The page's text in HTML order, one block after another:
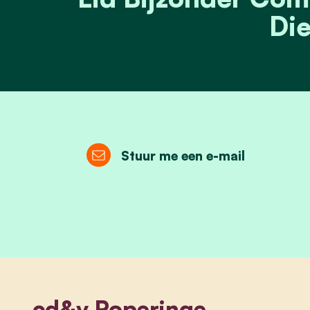
Stuur me een e-mail